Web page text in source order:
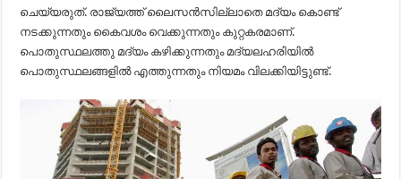
ചെയ്യരുത്. രാജ്യത്ത് ലൈസന്‍സില്ലാതെ മദ്യം കൊണ്ട്
നടക്കുന്നതും കൈവശം വെക്കുന്നതും കുറ്റകരമാണ്.
പൊതുസ്ഥലത്തു മദ്യം കഴിക്കുന്നതും മദ്യലഹരിയില്‍
പൊതുസ്ഥലങ്ങളില്‍ എത്തുന്നതും നിയമം വിലക്കിയിട്ടുണ്ട്.